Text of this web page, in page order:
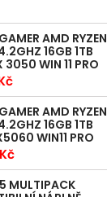
AMD RYZEN
16GB 1TB
3050 WIN 11 PRO
AMD RYZEN
16GB 1TB
WIN11 PRO
MULTIPACK